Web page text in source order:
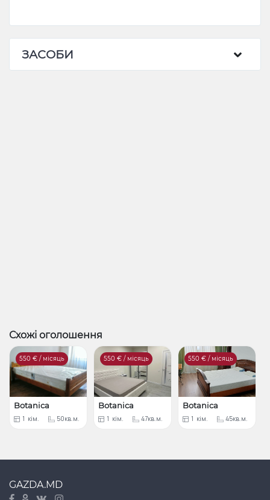
ЗАСОБИ
Схожі оголошення
550 € / місяць
Botanica
1 кім. 50кв.м.
550 € / місяць
Botanica
1 кім. 47кв.м.
550 € / місяць
Botanica
1 кім. 45кв.м.
GAZDA.MD